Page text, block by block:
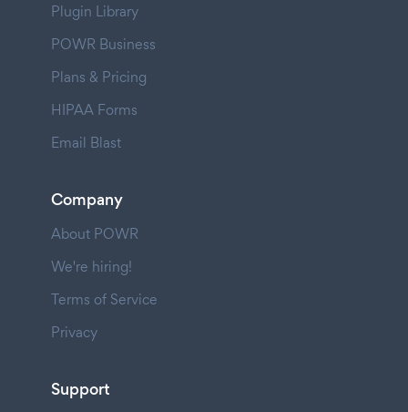
Plugin Library
POWR Business
Plans & Pricing
HIPAA Forms
Email Blast
Company
About POWR
We're hiring!
Terms of Service
Privacy
Support